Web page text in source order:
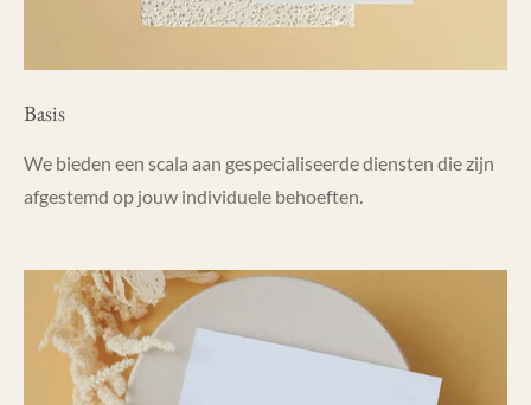
Basis
We bieden een scala aan gespecialiseerde diensten die zijn
afgestemd op jouw individuele behoeften.